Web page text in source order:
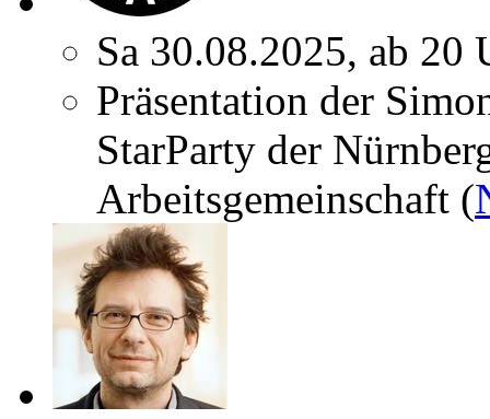
Sa 30.08.2025, ab 20
Präsentation der
StarParty der
Arbeitsgemeinschaft (